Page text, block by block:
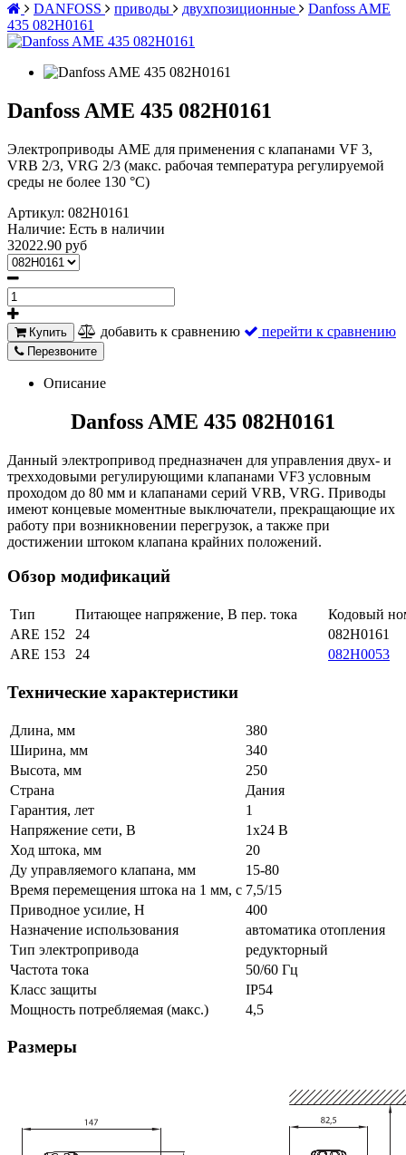
DANFOSS
приводы двухпозиционные
Danfoss AME
435 082H0161
Danfoss AME 435 082H0161
Электроприводы AME для применения с клапанами VF 3,
VRB 2/3, VRG 2/3 (макс. рабочая температура регулируемой
среды не более 130 °С)
Артикул: 082H0161
Наличие: Есть в наличии
32022.90 руб
Купить добавить к сравнению перейти к сравнению
Перезвоните
Описание
Danfoss AME 435 082H0161
Данный электропривод предназначен для управления двух- и
трехходовыми регулирующими клапанами VF3 условным
проходом до 80 мм и клапанами серий VRB, VRG. Приводы
имеют концевые моментные выключатели, прекращающие их
работу при возникновении перегрузок, а также при
достижении штоком клапана крайних положений.
Обзор модификаций
Тип Питающее напряжение, В пер. тока
Кодовый
ARE 152
24
082H0161
ARE 153
24 082H0053
Технические характеристики
Длина, мм
380
Ширина, мм
340
Высота, мм
250
Страна
Дания
Гарантия, лет
1
Напряжение сети, В
1х24 В
Ход штока, мм
20
Ду управляемого клапана, мм
15-80
Время перемещения штока на 1 мм, с 7,5/15
Приводное усилие, Н
400
Назначение использования
автоматика отопления
Тип электропривода
редукторный
Частота тока
50/60 Гц
Класс защиты
IP54
Мощность потребляемая (макс.)
4,5
Размеры